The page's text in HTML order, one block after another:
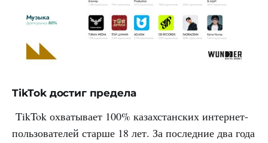
TikTok достиг предела
TikTok охватывает 100% казахстанских интернет-
пользователей старше 18 лет. За последние два года